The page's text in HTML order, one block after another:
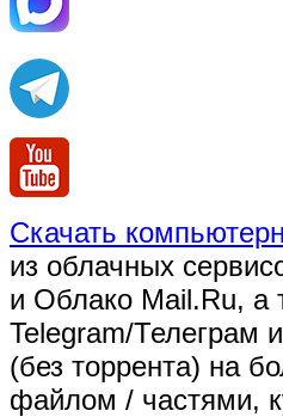
Скачать
из облачных
и Облако Mail.Ru, а
Telegram/Телеграм
(без торрента) на
файлом / частями,